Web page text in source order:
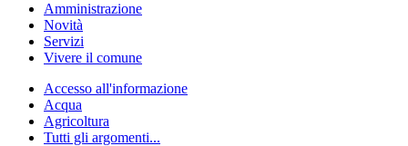
Amministrazione
Novità
Servizi
Vivere il comune
Accesso all'informazione
Acqua
Agricoltura
Tutti gli argomenti...